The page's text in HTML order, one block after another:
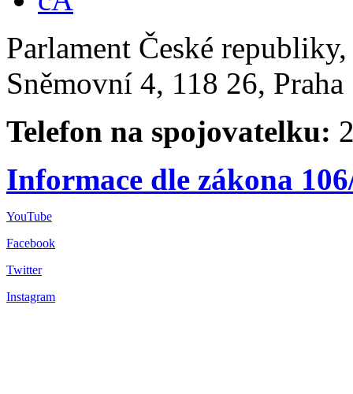
Parlament České
Sněmovní 4, 118 26,
Telefon na spojovatelku:
Informace dle zákona
YouTube
Facebook
Twitter
Instagram